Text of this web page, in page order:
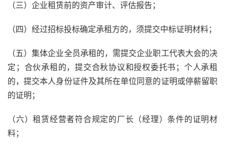
（三）企业租赁前的资产审计、评估报告；
（四）经过招标投标确定承租方的，须提交中标证明材料；
（五）集体企业全员承租的，需提交企业职工代表大会的决
定；合伙承租的，提交合秋协议和授权委托书；个人承租
的，提交本人身份证件及其所在单位同意的证明或停薪留职
的证明；
（六）租赁经营者符合规定的厂长（经理）条件的证明材
料；